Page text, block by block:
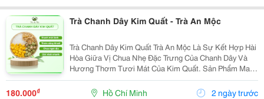
Trà Chanh Dây Kim Quất - Trà An Mộc
Trà Chanh Dây Kim Quất Trà An Mộc Là Sự Kết Hợp Hài
Hòa Giữa Vị Chua Nhẹ Đặc Trưng Của Chanh Dây Và
Hương Thơm Tươi Mát Của Kim Quất. Sản Phẩm Mang
Đến Trải Nghiệm Mới Lạ, Dễ Thưởng Thức Và Phù Hợp
Với Những Ai Yêu Thích Các Loại Trà Trái Cây Có...
180.000₫ Hồ Chí Minh 2 ngày trước